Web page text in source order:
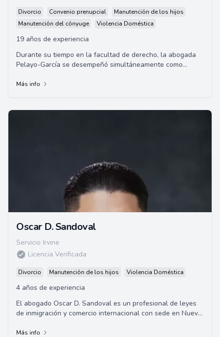
Divorcio Convenio prenupcial
Manutención de los hijos
Manutención del cónyuge
Violencia Doméstica
19 años de experiencia
Durante su tiempo en la facultad de derecho, la abogada
Pelayo-García se desempeñó simultáneamente como
Más info
Oscar D. Sandoval
Servicio Irvine
Licencia Verificada
Divorcio Manutención de los hijos Violencia Doméstica
4 años de experiencia
El abogado Oscar D. Sandoval es un profesional de leyes
de inmigración y comercio internacional con sede en Nueva
Más info